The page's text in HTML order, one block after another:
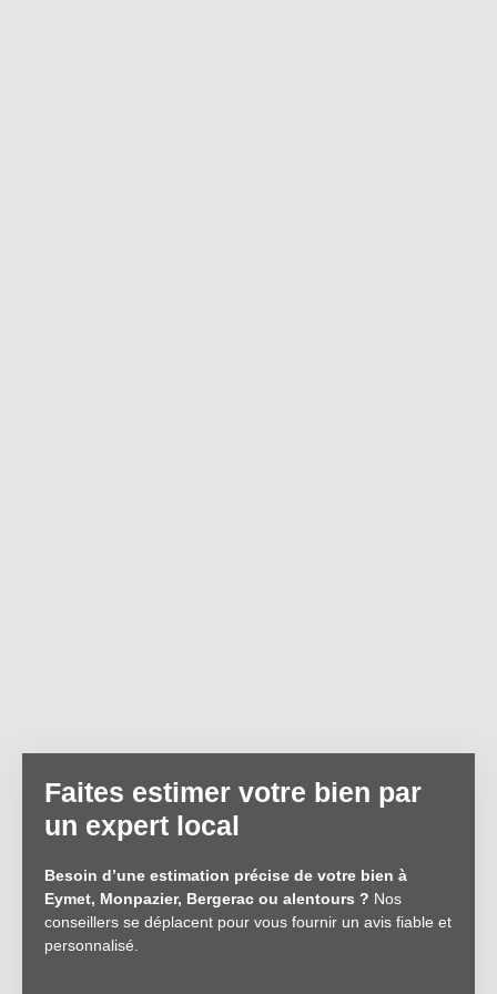
Faites estimer votre bien par
un expert local
Besoin d’une estimation précise de votre bien à
Eymet, Monpazier, Bergerac ou alentours ? Nos
conseillers se déplacent pour vous fournir un avis fiable et
personnalisé.